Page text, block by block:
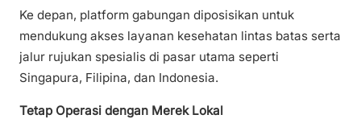
Ke depan, platform gabungan diposisikan untuk
mendukung akses layanan kesehatan lintas batas serta
jalur rujukan spesialis di pasar utama seperti
Singapura, Filipina, dan Indonesia.
Tetap Operasi dengan Merek Lokal